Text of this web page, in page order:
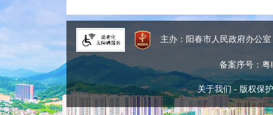
主办：阳春市人民政府办公室
备案序号：
关于我们 - 版权保护